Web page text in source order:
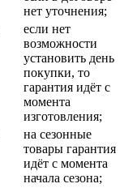
нет уточнения;
если нет
возможности
установить день
покупки, то
гарантия идёт с
момента
изготовления;
на сезонные
товары гарантия
идёт с момента
начала сезона;